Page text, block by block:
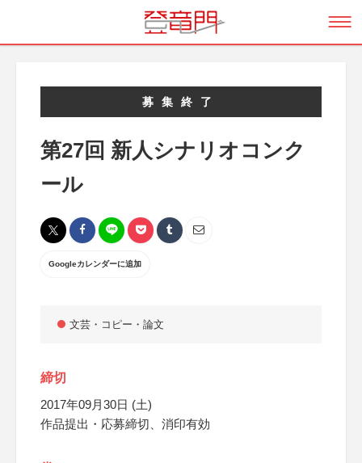
募集終了
第27回 新人シナリオコンク
ール
Googleカレンダーに追加
文芸・コピー・論文
締切
2017年09月30日 (土)
作品提出・応募締切、消印有効